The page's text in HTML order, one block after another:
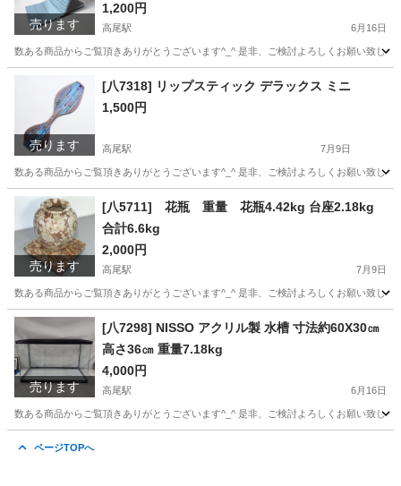
売ります
1,200円
高尾駅 6月16日
数ある商品からご覧頂きありがとうございます^_^ 是非、ご検討よろしくお願い致
八王子市 椅子 ドウシシャ
売ります
[八7318] リップスティック デラックス ミニ
1,500円
高尾駅 7月9日
数ある商品からご覧頂きありがとうございます^_^ 是非、ご検討よろしくお願い致
東京 八王子市 その他 リップスティック
売ります
[八5711] 花瓶 重量 花瓶4.42kg 台座2.18kg
合計6.6kg
2,000円
高尾駅 7月9日
数ある商品からご覧頂きありがとうございます^_^ 是非、ご検討よろしくお願い致
東京 八王子市 インテリア雑貨/小物 重量
売ります
[八7298] NISSO アクリル製 水槽 寸法約60X30㎝
高さ36㎝ 重量7.18kg
4,000円
高尾駅 6月16日
数ある商品からご覧頂きありがとうございます^_^ 是非、ご検討よろしくお願い致
ページTOPへ